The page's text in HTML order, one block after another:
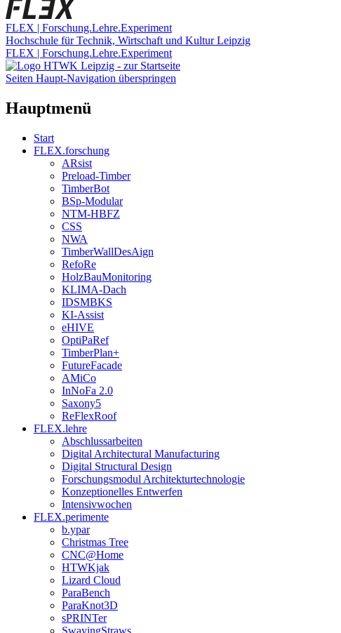
FLEX | Forschung.Lehre.Experiment
Hochschule für Technik, Wirtschaft und Kultur Leipzig
FLEX | Forschung.Lehre.Experiment
Seiten Haupt-Navigation überspringen
Hauptmenü
Start
FLEX.forschung
ARsist
Preload-Timber
TimberBot
BSp-Modular
NTM-HBFZ
CSS
NWA
TimberWallDesAign
RefoRe
HolzBauMonitoring
KLIMA-Dach
IDSMBKS
KI-Assist
eHIVE
OptiPaRef
TimberPlan+
FutureFacade
AMiCo
InNoFa 2.0
Saxony5
ReFlexRoof
FLEX.lehre
Abschlussarbeiten
Digital Architectural Manufacturing
Digital Structural Design
Forschungsmodul Architekturtechnologie
Konzeptionelles Entwerfen
Intensivwochen
FLEX.perimente
b.ypar
Christmas Tree
CNC@Home
HTWKjak
Lizard Cloud
ParaBench
ParaKnot3D
sPRINTer
SwayingStraws